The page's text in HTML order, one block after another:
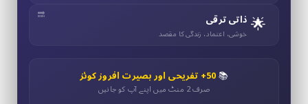
🌟 ذاتی ترقی
خوشی، اعتماد، زندگی کا مقصد
📚50+ تفریحی اور بصیرت افروز کوئز
صرف 2 منٹ میں اپنے آپ کو جانیں